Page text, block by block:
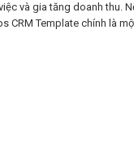
và gia tăng doanh thu.
CRM Template chính là